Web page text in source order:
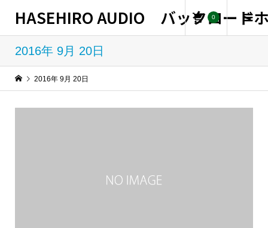
HASEHIRO AUDIO バックロード
0
2016年 9月 20日
2016年 9月 20日